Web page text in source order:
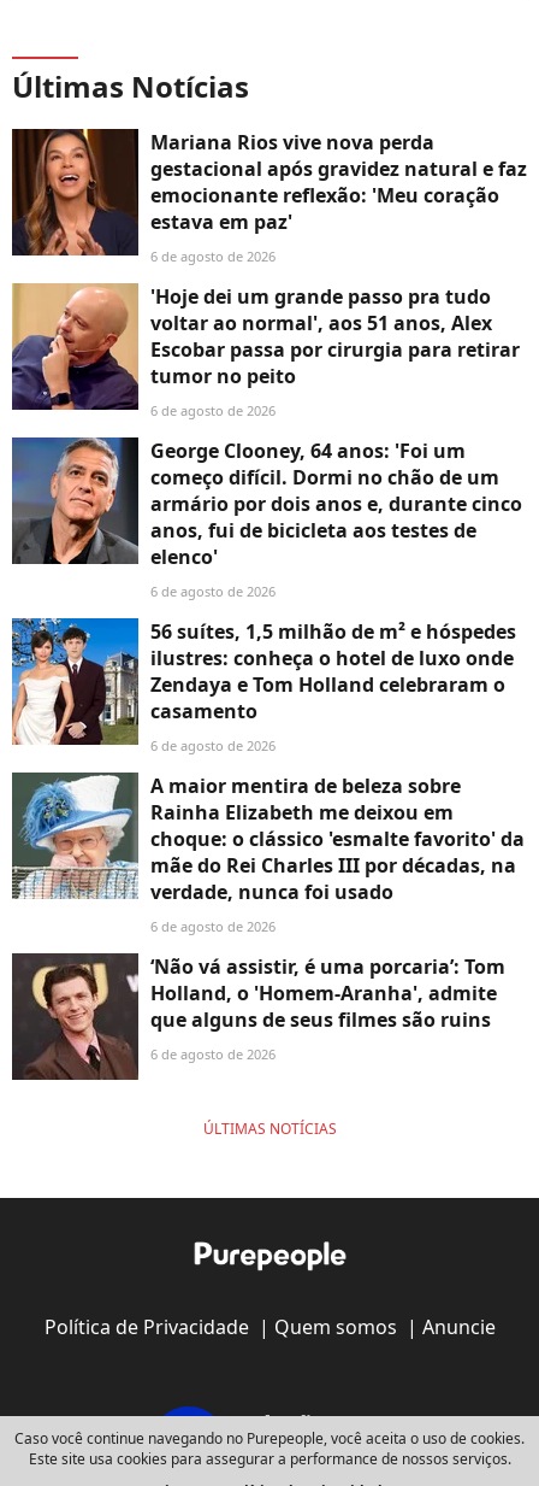
Últimas Notícias
Mariana Rios vive nova perda
gestacional após gravidez natural e faz
emocionante reflexão: 'Meu coração
estava em paz'
6 de agosto de 2026
'Hoje dei um grande passo pra tudo
voltar ao normal', aos 51 anos, Alex
Escobar passa por cirurgia para retirar
tumor no peito
6 de agosto de 2026
George Clooney, 64 anos: 'Foi um
começo difícil. Dormi no chão de um
armário por dois anos e, durante cinco
anos, fui de bicicleta aos testes de
elenco'
6 de agosto de 2026
56 suítes, 1,5 milhão de m² e hóspedes
ilustres: conheça o hotel de luxo onde
Zendaya e Tom Holland celebraram o
casamento
6 de agosto de 2026
A maior mentira de beleza sobre
Rainha Elizabeth me deixou em
choque: o clássico 'esmalte favorito' da
mãe do Rei Charles III por décadas, na
verdade, nunca foi usado
6 de agosto de 2026
‘Não vá assistir, é uma porcaria’: Tom
Holland, o 'Homem-Aranha', admite
que alguns de seus filmes são ruins
6 de agosto de 2026
ÚLTIMAS NOTÍCIAS
Política de Privacidade| Quem somos | Anuncie
Caso você continue navegando no Purepeople, você aceita o uso de cookies.
Este site usa cookies para assegurar a performance de nossos serviços.